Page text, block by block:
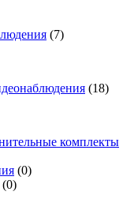
(7)
(18)
комплекты
(0)
(0)